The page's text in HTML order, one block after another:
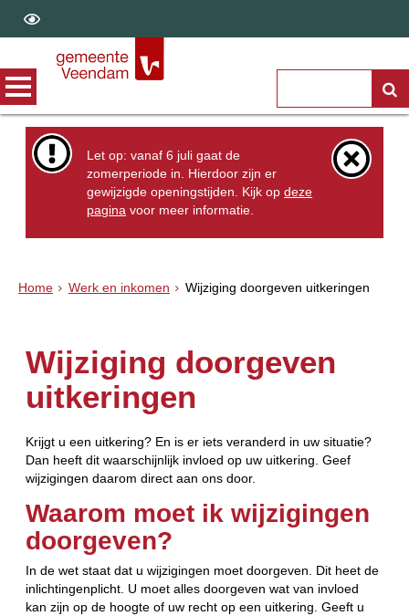
Let op: vanaf 6 juli gaat de
zomerperiode in. Hierdoor zijn er
gewijzigde openingstijden. Kijk opdeze
pagina voor meer informatie.
Home Werk en inkomen Wijziging doorgeven uitkeringen
Wijziging doorgeven
uitkeringen
Krijgt u een uitkering? En is er iets veranderd in uw situatie?
Dan heeft dit waarschijnlijk invloed op uw uitkering. Geef
wijzigingen daarom direct aan ons door.
Waarom moet ik wijzigingen
doorgeven?
In de wet staat dat u wijzigingen moet doorgeven. Dit heet de
inlichtingenplicht. U moet alles doorgeven wat van invloed
kan zijn op de hoogte of uw recht op een uitkering. Geeft u